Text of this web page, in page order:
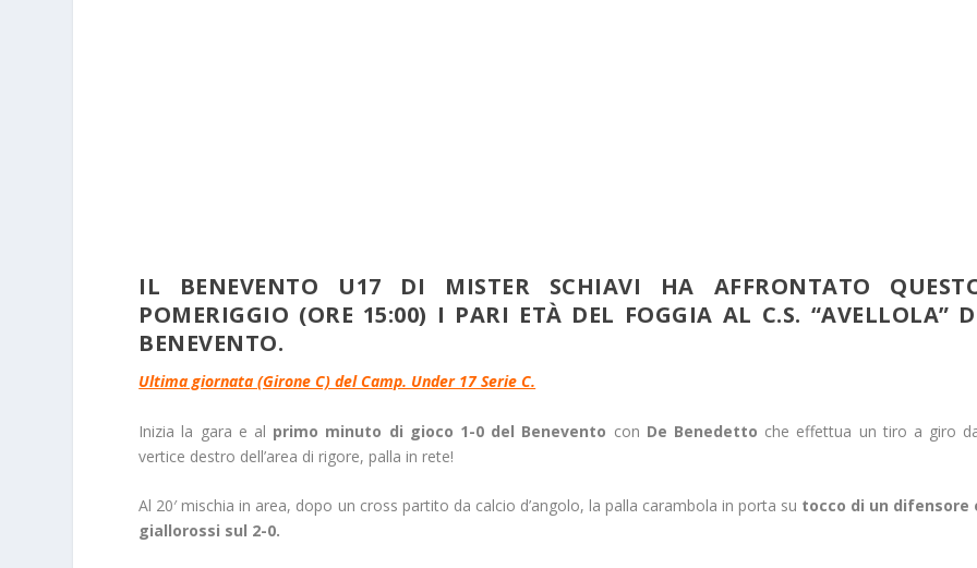
IL BENEVENTO U17 DI MISTER SCHIAVI HA AFFRONTATO
POMERIGGIO (ORE 15:00) I PARI ETÀ DEL FOGGIA AL C.S. “AVELLOLA”
BENEVENTO.
Ultima giornata (Girone C) del Camp. Under 17 Serie C.
Inizia la gara e al primo minuto di gioco 1-0 del Benevento con De Benedetto che effettua un tiro a giro
vertice destro dell’area di rigore, palla in rete!
Al 20′ mischia in area, dopo un cross partito da calcio d’angolo, la palla carambola in porta su tocco di un difensore
giallorossi sul 2-0.